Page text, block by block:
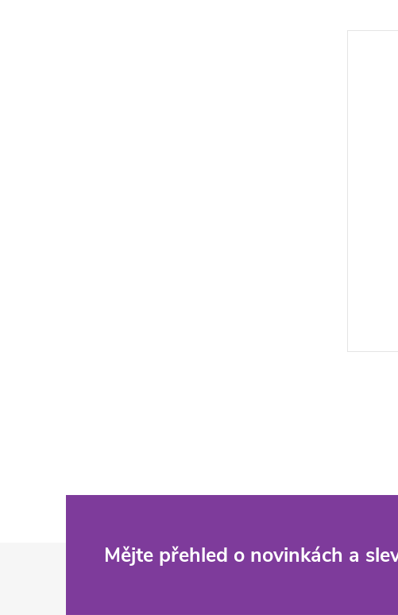
Mějte přehled o novinkách a